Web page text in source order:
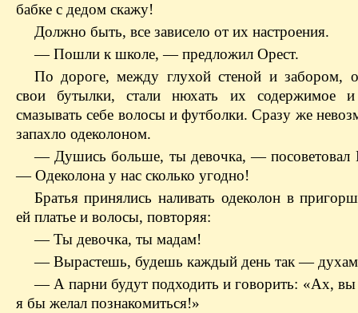
бабке с дедом скажу!
Должно быть, все зависело от их настроения.
— Пошли к школе, — предложил Орест.
По дороге, между глухой стеной и забором,
свои бутылки, стали нюхать их содержимое
смазывать себе волосы и футболки. Сразу же
запахло одеколоном.
— Душись больше, ты девочка, — посоветовал
— Одеколона у нас сколько угодно!
Братья принялись наливать одеколон в
ей платье и волосы, повторяя:
— Ты девочка, ты мадам!
— Вырастешь, будешь каждый день так —
— А парни будут подходить и говорить: «Ах, вы
я бы желал познакомиться!»